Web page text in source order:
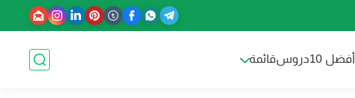
أفضل 10 دروسقائمة